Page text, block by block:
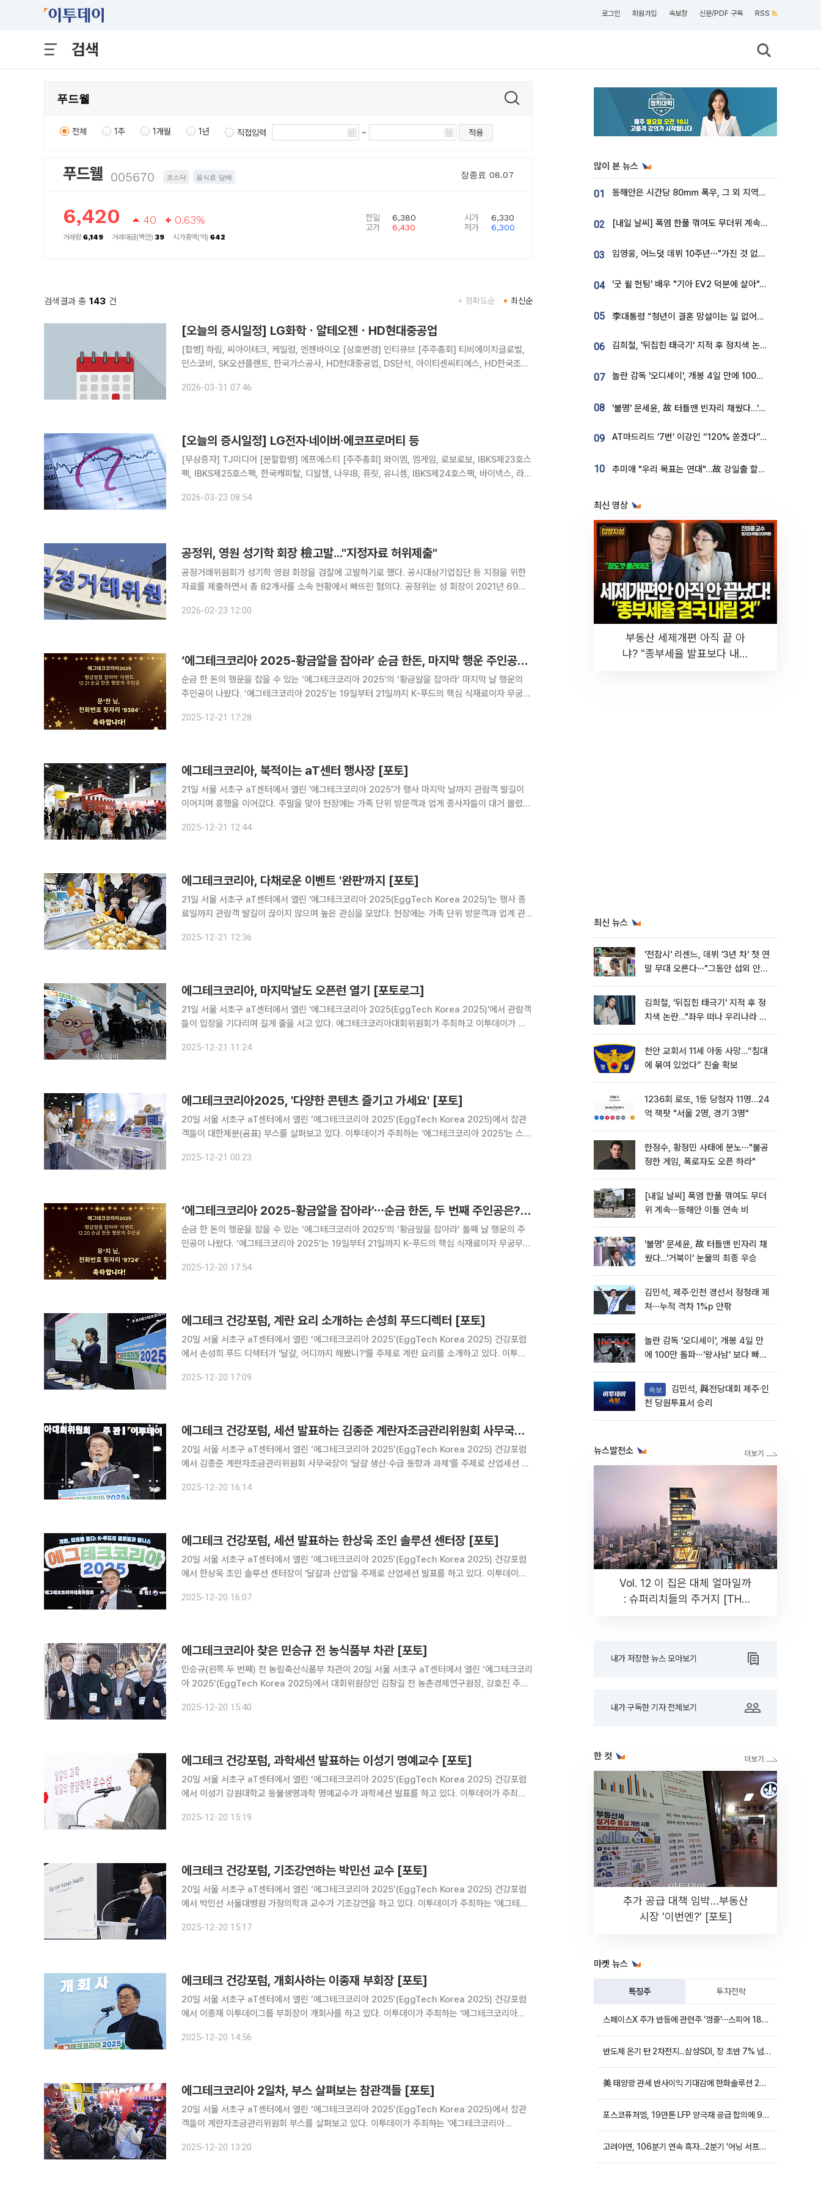
로그인 회원가입 속보창 신문/PDF 구독 RSS
검색
전체 1주 1개월 1년 직접입력 ~ 적용
푸드웰 005670 코스닥 음식료·담배 장종료 08.07
6,420 40 0.63%
거래량6,149 거래대금(백만) 39 시가총액(억) 642
전일
6,380
고가
6,430
시가
6,330
저가
6,300
검색결과 총 143 건 최신순
정확도순
[오늘의 증시일정] LG화학ㆍ알테오젠ㆍHD현대중공업
[합병] 하림, 씨아이테크, 케일럼, 엔젠바이오 [상호변경] 인티큐브 [주주총회] 티비에이치글로벌,
인스코비, SK오션플랜트, 한국가스공사, HD현대중공업, DS단석, 아이티센씨티에스, HD한국조선
풀무원, 태경산업, 강원랜드, 영흥, 황금에스
2026-03-31 07:46
[오늘의 증시일정] LG전자·네이버·에코프로머티 등
[무상증자] TJ미디어 [분할합병] 에프에스티 [주주총회] 와이엠, 엠게임, 로보로보, IBKS제23호스
팩, IBKS제25호스팩, 한국캐피탈, 디알젬, 나우IB, 퓨릿, 유니셈, IBKS제24호스팩, 바이넥스, 라이
오로스테크놀로지, 링크제니시스, 한양이엔
2026-03-23 08:54
공정위, 영원 성기학 회장 檢고발..."지정자료 허위제출"
공정거래위원회가 성기학 영원 회장을 검찰에 고발하기로 했다. 공시대상기업집단 등 지정을 위한
자료를 제출하면서 총 82개사를 소속 현황에서 빠뜨린 혐의다. 공정위는 성 회장이 2021년 69개
2026-02-23 12:00
‘에그테크코리아 2025-황금알을 잡아라’ 순금 한돈, 마지막 행운 주인공은? [에그리씽]
순금 한 돈의 행운을 잡을 수 있는 ‘에그테크코리아 2025’의 ‘황금알을 잡아라’ 마지막 날 행운의
주인공이 나왔다. ‘에그테크코리아 2025’는 19일부터 21일까지 K-푸드의 핵심 식재료이자 무궁무
aT센터에서 진행된 마지막날 ‘에그 트레저 헌팅(황금알을
2025-12-21 17:28
에그테크코리아, 북적이는 aT센터 행사장 [포토]
21일 서울 서초구 aT센터에서 열린 '에그테크코리아 2025'가 행사 마지막 날까지 관람객 발길이
이어지며 흥행을 이어갔다. 주말을 맞아 현장에는 가족 단위 방문객과 업계 종사자들이 대거 몰렸
최하고 이투데이가 주관한 이번 행사는 스마트 양계·스마트팜 기술을 중
2025-12-21 12:44
에그테크코리아, 다채로운 이벤트 '완판'까지 [포토]
21일 서울 서초구 aT센터에서 열린 '에그테크코리아 2025(EggTech Korea 2025)'는 행사 종
료일까지 관람객 발길이 끊이지 않으며 높은 관심을 모았다. 현장에는 가족 단위 방문객과 업계 관
어섰다. 에그테크코리아대회위원회가 주최하고 이투데이가 주
2025-12-21 12:36
에그테크코리아, 마지막날도 오픈런 열기 [포토로그]
21일 서울 서초구 aT센터에서 열린 '에그테크코리아 2025(EggTech Korea 2025)'에서 관람객
들이 입장을 기다리며 길게 줄을 서고 있다. 에그테크코리아대회위원회가 주최하고 이투데이가 주
발, 친환경 패키징, 유정란·디저트 등 건강한 먹거리 산
2025-12-21 11:24
에그테크코리아2025, '다양한 콘텐츠 즐기고 가세요' [포토]
20일 서울 서초구 aT센터에서 열린 ‘에그테크코리아 2025’(EggTech Korea 2025)에서 참관
객들이 대한제분(곰표) 부스를 살펴보고 있다. 이투데이가 주최하는 '에그테크코리아 2025'는 스마
트 등 건강한 먹거리 산업의 전 과
2025-12-21 00:23
‘에그테크코리아 2025-황금알을 잡아라’⋯순금 한돈, 두 번째 주인공은? [에그리씽]
순금 한 돈의 행운을 잡을 수 있는 ‘에그테크코리아 2025’의 ‘황금알을 잡아라’ 둘째 날 행운의 주
인공이 나왔다. ‘에그테크코리아 2025’는 19일부터 21일까지 K-푸드의 핵심 식재료이자 무궁무진
aT센터에서 진행된 둘째 날 행사의 ‘에그 트레저 헌팅
2025-12-20 17:54
에그테크 건강포럼, 계란 요리 소개하는 손성희 푸드디렉터 [포토]
20일 서울 서초구 aT센터에서 열린 ‘에그테크코리아 2025’(EggTech Korea 2025) 건강포럼
에서 손성희 푸드 디렉터가 '달걀, 어디까지 해봤니?'를 주제로 계란 요리를 소개하고 있다. 이투데
정, 로컬푸드 개발, 친환경
2025-12-20 17:09
에그테크 건강포럼, 세션 발표하는 김종준 계란자조금관리위원회 사무국장 [포토]
20일 서울 서초구 aT센터에서 열린 ‘에그테크코리아 2025’(EggTech Korea 2025) 건강포럼
에서 김종준 계란자조금관리위원회 사무국장이 '달걀 생산·수급 동향과 과제'를 주제로 산업세션 발
지 및 HACCP 생산공정, 로컬푸드 개
2025-12-20 16:14
에그테크 건강포럼, 세션 발표하는 한상욱 조인 솔루션 센터장 [포토]
20일 서울 서초구 aT센터에서 열린 ‘에그테크코리아 2025’(EggTech Korea 2025) 건강포럼
에서 한상욱 조인 솔루션 센터장이 '달걀과 산업'을 주제로 산업세션 발표를 하고 있다. 이투데이가
컬푸드 개발, 친환경 패키징, 유정란·
2025-12-20 16:07
에그테크코리아 찾은 민승규 전 농식품부 차관 [포토]
민승규(왼쪽 두 번째) 전 농림축산식품부 차관이 20일 서울 서초구 aT센터에서 열린 ‘에그테크코리
아 2025’(EggTech Korea 2025)에서 대회위원장인 김창길 전 농촌경제연구원장, 강호진 주한
하는 '에그테크코리아 2025'는 스마트양계
2025-12-20 15:40
에그테크 건강포럼, 과학세션 발표하는 이성기 명예교수 [포토]
20일 서울 서초구 aT센터에서 열린 ‘에그테크코리아 2025’(EggTech Korea 2025) 건강포럼
에서 이성기 강원대학교 동물생명과학 명예교수가 과학세션 발표를 하고 있다. 이투데이가 주최하
개발, 친환경 패키징, 유정란·디저트
2025-12-20 15:19
에크테크 건강포럼, 기조강연하는 박민선 교수 [포토]
20일 서울 서초구 aT센터에서 열린 ‘에그테크코리아 2025’(EggTech Korea 2025) 건강포럼
에서 박민선 서울대병원 가정의학과 교수가 기조강연을 하고 있다. 이투데이가 주최하는 '에그테크
경 패키징, 유정란·디저트 등
2025-12-20 15:17
에크테크 건강포럼, 개회사하는 이종재 부회장 [포토]
20일 서울 서초구 aT센터에서 열린 ‘에그테크코리아 2025’(EggTech Korea 2025) 건강포럼
에서 이종재 이투데이그룹 부회장이 개회사를 하고 있다. 이투데이가 주최하는 '에그테크코리아
징, 유정란·디저트 등 건강한 먹거리
2025-12-20 14:56
에그테크코리아 2일차, 부스 살펴보는 참관객들 [포토]
20일 서울 서초구 aT센터에서 열린 ‘에그테크코리아 2025’(EggTech Korea 2025)에서 참관
객들이 계란자조금관리위원회 부스를 살펴보고 있다. 이투데이가 주최하는 '에그테크코리아
징, 유정란·디저트 등 건강한
2025-12-20 13:20
많이 본 뉴스
01 동해안은 시간당 80㎜ 폭우, 그 외 지역은 폭염…‘극과 극 날씨’
02 [내일 날씨] 폭염 한풀 꺾여도 무더위 계속⋯동해안 이틀 연속 비
03 임영웅, 어느덧 데뷔 10주년⋯"가진 것 없던 시절, 내 앞엔 20명의 팬뿐"
04 '굿 윌 헌팅' 배우 "기아 EV2 덕분에 살아"…교통사고 후 안전성 극찬
05 李대통령 “청년이 결혼 망설이는 일 없어야...제도상 불이익 조사”
06 김희철, '뒤집힌 태극기' 지적 후 정치색 논란…"좌우 떠나 우리나라 국기"
07 놀란 감독 '오디세이', 개봉 4일 만에 100만 돌파⋯'왕사남' 보다 빠르다
08 '불명' 문세윤, 故 터틀맨 빈자리 채웠다…'거북이' 눈물의 최종 우승
09 AT마드리드 ‘7번’ 이강인 “120% 쏟겠다”⋯시메오네 감독 “필요한 선수”
10 추미애 "우리 목표는 연대"…故 강일출 할머니 흉상 제막
최신 영상
부동산 세제개편 아직 끝 아
냐? "종부세율 발표보다 내릴
최신 뉴스
'전참시' 리센느, 데뷔 '3년 차' 첫 연
말 무대 오른다⋯"그동안 섭외 안
김희철, '뒤집힌 태극기' 지적 후 정
치색 논란…"좌우 떠나 우리나라 국
천안 교회서 11세 아동 사망…“침대
에 묶여 있었다” 진술 확보
1236회 로또, 1등 당첨자 11명…24
억 잭팟 "서울 2명, 경기 3명"
한정수, 황정민 사태에 분노⋯"불공
정한 게임, 폭로자도 오픈 하라"
[내일 날씨] 폭염 한풀 꺾여도 무더
위 계속⋯동해안 이틀 연속 비
'불명' 문세윤, 故 터틀맨 빈자리 채
웠다…'거북이' 눈물의 최종 우승
김민석, 제주·인천 경선서 정청래 제
쳐⋯누적 격차 1%p 안팎
놀란 감독 '오디세이', 개봉 4일 만
에 100만 돌파⋯'왕사남' 보다 빠르
속보
천 당원투표서 승리
뉴스발전소
Vol. 12 이 집은 대체 얼마일까
: 슈퍼리치들의 주거지 [THE
내가 저장한 뉴스 모아보기
내가 구독한 기자 전체보기
한 컷
추가 공급 대책 임박…부동산
시장 '이번엔?' [포토]
마켓 뉴스
특징주 투자전략
스페이스X 주가 반등에 관련주 ‘껑충’⋯스피어 18%ㆍ에이치브이엠 12%↑
반도체 온기 탄 2차전지...삼성SDI, 장 초반 7% 넘게 껑충
美 태양광 관세 반사이익 기대감에 한화솔루션 20%대·OCI홀딩스 14%대 급등
포스코퓨처엠, 19만톤 LFP 양극재 공급 합의에 9%대 강세
고려아연, 106분기 연속 흑자...2분기 '어닝 서프라이즈'에 장 초반 12%대 강세